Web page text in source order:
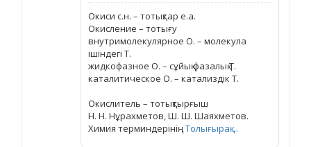
Окиси с.н. – тотықтар е.а.
Окисление – тотығу
внутримолекулярное О. – молекула
ішіндегі Т.
жидкофазное О. – сұйық фазалық Т.
каталитическое О. – катализдік Т.
Окислитель – тотықтырғыш
Н. Н. Нұрахметов, Ш. Ш. Шаяхметов.
Химия терминдерініңТолығырақ ...